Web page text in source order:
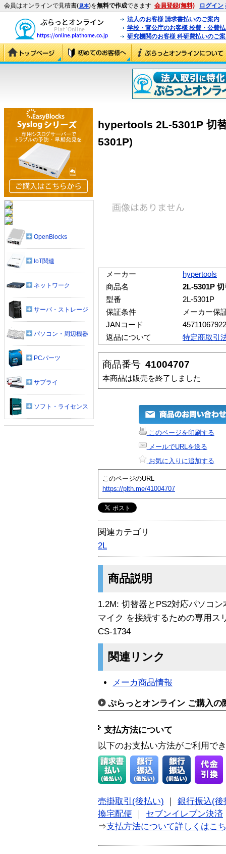
会員はオンラインで見積書(見本)を無料で作成できます 会員登録(無料) ログイン
法人のお客様 請求書払いのご案内
学校・官公庁のお客様 校費・公費
研究機関のお客様 科研費払いのご
hypertools 2L-5301P 切
5301P)
メーカー
hypertools
商品名
2L-5301P
型番
2L-5301P
保証条件
メーカー保
JANコード
返品について
特定商取引
商品番号 41004707
本商品は販売を終了しました
このページを印刷する
メールでURLを送る
お気に入りに追加する
このページのURL
https://plth.me/41004707
関連カテゴリ
2L
商品説明
1.2M: 切替器とPS2対応パソコ
マイク を接続するための専用ス
CS-1734
関連リンク
メーカ商品情報
ぷらっとオンライン ご購入の
支払方法について
以下のお支払い方法がご利用で
売掛取引(後払い)
銀行振込(後
換宅配便
セブンイレブン決済
⇒支払方法について詳しくはこ
OpenBlocks
IoT関連
ネットワーク
サーバ・ストレージ
パソコン・周辺機器
PCパーツ
サプライ
ソフト・ライセンス